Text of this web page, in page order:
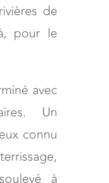
de
pour le
avec
Un
connu
à